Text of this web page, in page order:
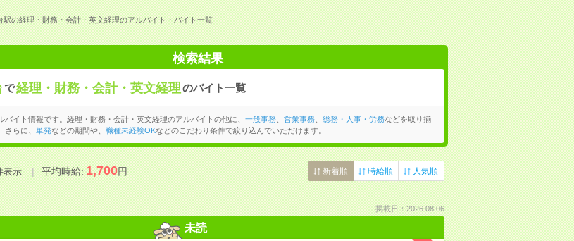
駅の経理・財務・会計・英文経理のアルバイト・バイト一覧
検索結果
で経理・財務・会計・英文経理のバイト一覧
バイト情報です。経理・財務・会計・英文経理のアルバイトの他に、 一般事務、 営業事務、 総務・人事・労務などを取り揃
さらに、
単発などの期間や、 職種未経験OKなどのこだわり条件で絞り込んでいただけます。
表示 平均時給:1,700円 新着順 時給順 人気順
掲載日：2026.08.06
未読